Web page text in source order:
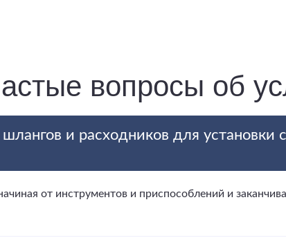
вопросы об
и расходников для установки
от инструментов и приспособлений и